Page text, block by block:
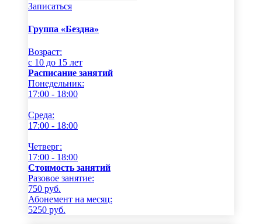
Записаться
Группа «Бездна»
Возраст:
c 10 до 15 лет
Расписание занятий
Понедельник:
17:00 - 18:00
Среда:
17:00 - 18:00
Четверг:
17:00 - 18:00
Стоимость занятий
Разовое занятие:
750 руб.
Абонемент на месяц:
5250 руб.